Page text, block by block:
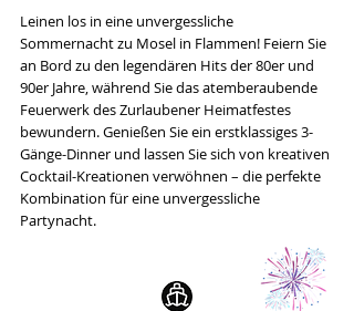
Leinen los in eine unvergessliche
Sommernacht zu Mosel in Flammen! Feiern Sie
an Bord zu den legendären Hits der 80er und
90er Jahre, während Sie das atemberaubende
Feuerwerk des Zurlaubener Heimatfestes
bewundern. Genießen Sie ein erstklassiges 3-
Gänge-Dinner und lassen Sie sich von kreativen
Cocktail-Kreationen verwöhnen – die perfekte
Kombination für eine unvergessliche
Partynacht.